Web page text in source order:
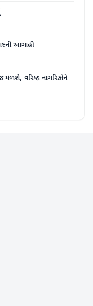
આગાહી
મળશે, વરિષ્ઠ નાગરિકોને